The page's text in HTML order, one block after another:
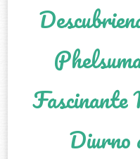
Fascinante
Diurno